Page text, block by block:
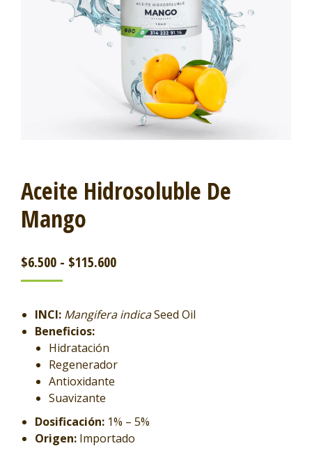
Aceite Hidrosoluble De
Mango
$6.500 - $115.600
INCI: Mangifera indicaSeed Oil
Beneficios:
Hidratación
Regenerador
Antioxidante
Suavizante
Dosificación: 1% – 5%
Origen: Importado